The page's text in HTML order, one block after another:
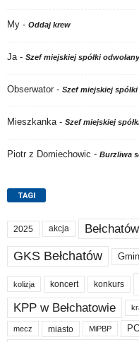
My - Oddaj krew
Ja- Szef miejskiej spółki
Obserwator - Szef miejskiej
Mieszkanka- Szef miejskiej
Piotr z Domiechowic - Burzliwa
TAGI
2025 akcja Bełchatów
GKS Bełchatów
kolizja koncert konkurs
KPP w Bełchatowie
mecz miasto MiPBP